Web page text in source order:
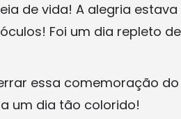
de vida! A alegria
Foi um dia repleto
essa comemoração
um dia tão colorido!